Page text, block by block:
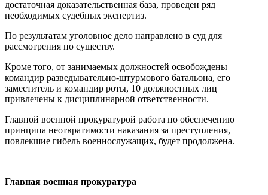
достаточная доказательственная база, проведен ряд
необходимых судебных экспертиз.
По результатам уголовное дело направлено в суд для
рассмотрения по существу.
Кроме того, от занимаемых должностей освобождены
командир разведывательно-штурмового батальона, его
заместитель и командир роты, 10 должностных лиц
привлечены к дисциплинарной ответственности.
Главной военной прокуратурой работа по обеспечению
принципа неотвратимости наказания за преступления,
повлекшие гибель военнослужащих, будет продолжена.
Главная военная прокуратура